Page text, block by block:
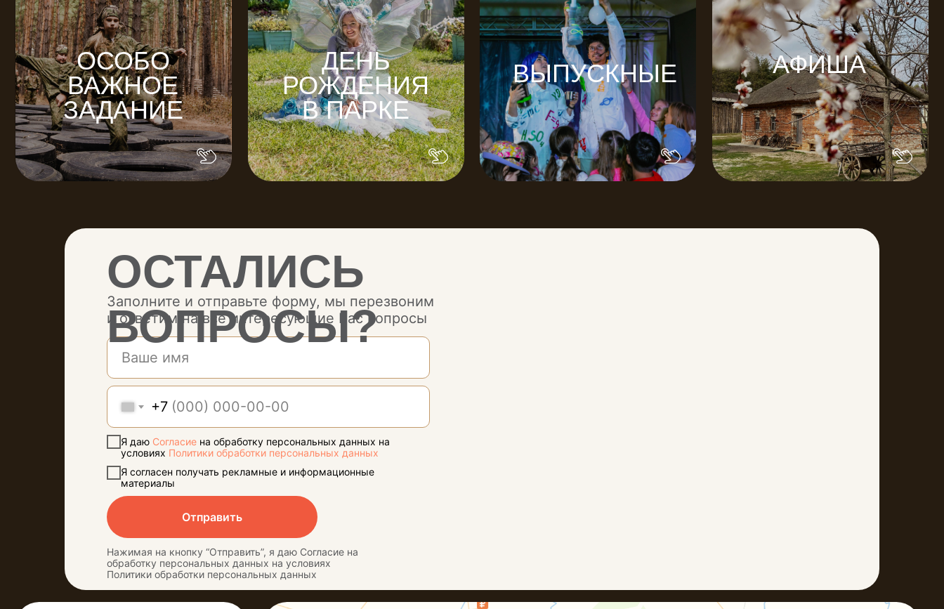
Заполните и отправьте форму, мы перезвоним
и ответим на все интересующие Вас вопросы
+7
Я даю Согласие на обработку персональных данных на
условиях Политики обработки персональных данных
Я согласен получать рекламные и информационные
материалы
Отправить
Нажимая на кнопку “Отправить”, я даю Согласие на
обработку персональных данных на условиях
Политики обработки персональных данных
ОСТАЛИСЬ
ВОПРОСЫ?
КАК ДО
НАС
ДОБРАТЬСЯ?
АНО «ДСКДОЦ «НЕЛЖА.РУ»
Воронежская область,
Рамонский район
село Нелжа, улица Лесная